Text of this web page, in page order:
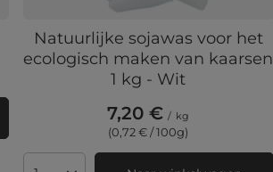
Natuurlijke sojawas voor het
ecologisch maken van kaarsen
1 kg - Wit
7,20 € / kg
(0,72 € / 100g)